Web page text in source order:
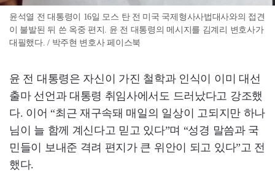
윤석열 전 대통령이 16일 모스 탄 전 미국 국제형사사법대사와의 접견
이 불발된 뒤 쓴 옥중 편지. 윤 전 대통령의 메시지를 김계리 변호사가
대필했다. / 박주현 변호사 페이스북
윤 전 대통령은 자신이 가진 철학과 인식이 이미 대선
출마 선언과 대통령 취임사에서도 드러났다고 강조했
다. 이어 “최근 재구속돼 매일의 일상이 고되지만 하나
님이 늘 함께 계신다고 믿고 있다”며 “성경 말씀과 국
민들이 보내준 격려 편지가 큰 위안이 되고 있다”고 전
했다.